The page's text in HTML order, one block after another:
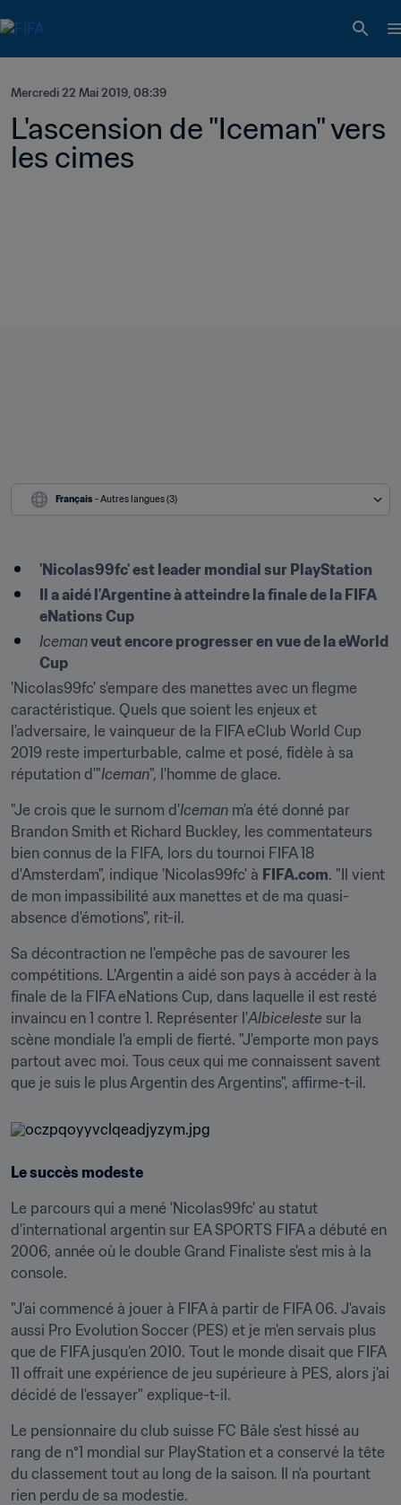
Mercredi 22 Mai 2019, 08:39
L'ascension de "Iceman" vers
les cimes
Français - Autres langues (3)
'Nicolas99fc' est leader mondial sur PlayStation
Il a aidé l'Argentine à atteindre la finale de la FIFA
eNations Cup
Iceman veut encore progresser en vue de la eWorld
Cup
'Nicolas99fc' s'empare des manettes avec un flegme
caractéristique. Quels que soient les enjeux et
l'adversaire, le vainqueur de la FIFA eClub World Cup
2019 reste imperturbable, calme et posé, fidèle à sa
réputation d'"Iceman", l'homme de glace.
"Je crois que le surnom d'Iceman m'a été donné par
Brandon Smith et Richard Buckley, les commentateurs
bien connus de la FIFA, lors du tournoi FIFA 18
d'Amsterdam", indique 'Nicolas99fc' à FIFA.com. "Il vient
de mon impassibilité aux manettes et de ma quasi-
absence d'émotions", rit-il.
Sa décontraction ne l'empêche pas de savourer les
compétitions. L'Argentin a aidé son pays à accéder à la
finale de la FIFA eNations Cup, dans laquelle il est resté
invaincu en 1 contre 1. Représenter l'Albiceleste sur la
scène mondiale l'a empli de fierté. "J'emporte mon pays
partout avec moi. Tous ceux qui me connaissent savent
que je suis le plus Argentin des Argentins", affirme-t-il.
Le succès modeste
Le parcours qui a mené 'Nicolas99fc' au statut
d'international argentin sur EA SPORTS FIFA a débuté en
2006, année où le double Grand Finaliste s'est mis à la
console.
"J'ai commencé à jouer à FIFA à partir de FIFA 06. J'avais
aussi Pro Evolution Soccer (PES) et je m'en servais plus
que de FIFA jusqu'en 2010. Tout le monde disait que FIFA
11 offrait une expérience de jeu supérieure à PES, alors j'ai
décidé de l'essayer" explique-t-il.
Le pensionnaire du club suisse FC Bâle s'est hissé au
rang de n°1 mondial sur PlayStation et a conservé la tête
du classement tout au long de la saison. Il n'a pourtant
rien perdu de sa modestie.